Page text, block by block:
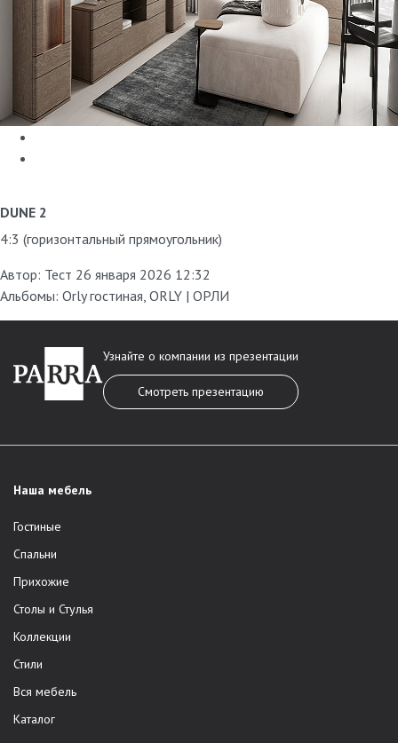
DUNE 2
4:3 (горизонтальный прямоугольник)
Автор: Тест 26 января 2026 12:32
Альбомы: Orly гостиная, ORLY | ОРЛИ
Наша мебель
Гостиные
Спальни
Прихожие
Столы и Стулья
Коллекции
Стили
Вся мебель
Каталог
Узнайте о компании из презентации
Смотреть презентацию